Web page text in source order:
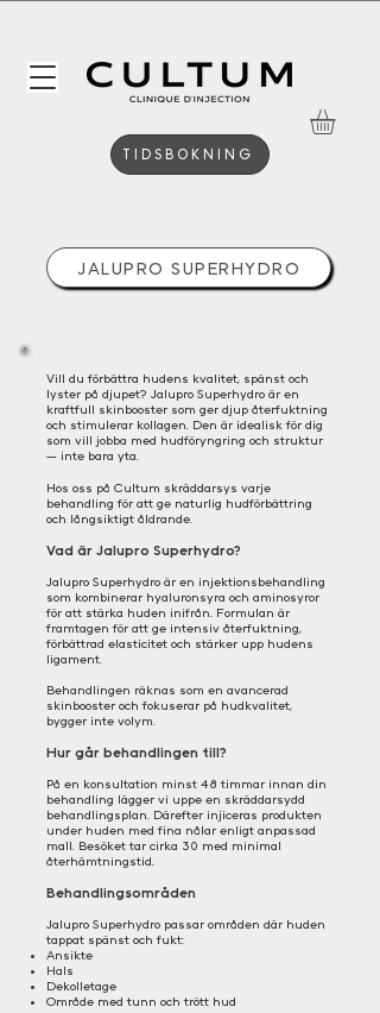
TIDSBOKNING
JALUPRO SUPERHYDRO
​Vill du förbättra hudens kvalitet, spänst och
lyster på djupet? Jalupro Superhydro är en
kraftfull skinbooster som ger djup återfuktning
och stimulerar kollagen. Den är idealisk för dig
som vill jobba med hudföryngring och struktur
— inte bara yta.
Hos oss på Cultum skräddarsys varje
behandling för att ge naturlig hudförbättring
och långsiktigt åldrande.
Vad är Jalupro Superhydro?
Jalupro Superhydro är en injektionsbehandling
som kombinerar hyaluronsyra och aminosyror
för att stärka huden inifrån. Formulan är
framtagen för att ge intensiv återfuktning,
förbättrad elasticitet och stärker upp hudens
ligament.
Behandlingen räknas som en avancerad
skinbooster och fokuserar på hudkvalitet,
bygger inte volym.
Hur går behandlingen till?
På en konsultation minst 48 timmar innan din
behandling lägger vi uppe en skräddarsydd
behandlingsplan. Därefter injiceras produkten
under huden med fina nålar enligt anpassad
mall. Besöket tar cirka 30 med minimal
återhämtningstid.
Behandlingsområden
Jalupro Superhydro passar områden där huden
tappat spänst och fukt:
Ansikte
Hals
Dekolletage
Område med tunn och trött hud